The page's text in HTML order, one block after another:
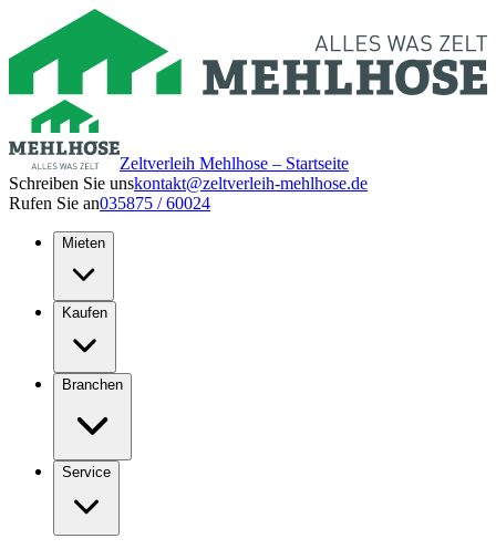
Zeltverleih Mehlhose – Startseite
Schreiben Sie unskontakt@zeltverleih-mehlhose.de
Rufen Sie an035875 / 60024
Mieten
Kaufen
Branchen
Service